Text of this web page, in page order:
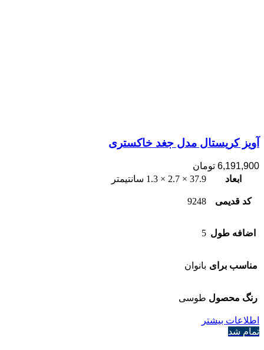
آویز کریستال مدل جغد خاکستری
6,191,900 تومان
ابعاد
37.9 × 2.7 × 1.3 سانتیمتر
کد قدیمی 9248
اضافه طول 5
مناسب برای بانوان
رنگ محصول طوسی
اطلاعات بیشتر
تمام شد